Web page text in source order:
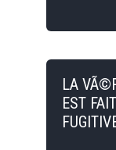
LA
EST